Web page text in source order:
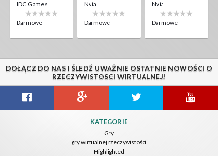
IDC Games
Darmowe
Nvía
Darmowe
Nvía
Darmowe
DOŁĄCZ DO NAS I ŚLEDŹ UWAŻNIE OSTATNIE NOWOŚCI O
RZECZYWISTOSCI WIRTUALNEJ!
KATEGORIE
Gry
gry wirtualnej rzeczywistości
Highlighted